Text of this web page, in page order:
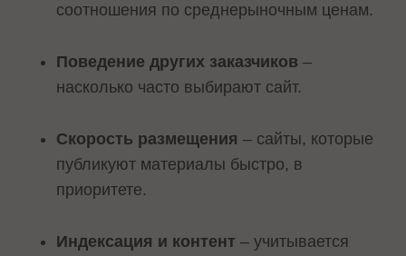
соотношения по среднерыночным ценам.
Поведение других заказчиков –
насколько часто выбирают сайт.
Скорость размещения – сайты, которые
публикуют материалы быстро, в
приоритете.
Индексация и контент – учитывается